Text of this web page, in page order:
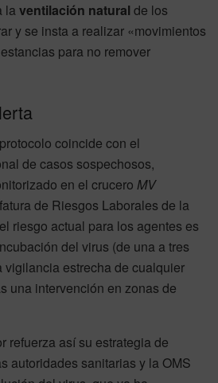
laventilación natural de los
y se insta a realizar «movimientos
para no remover
coincide con el
de casos sospechosos,
en el crucero MV
de Riesgos Laborales de la
riesgo actual para los agentes es
del virus (de una a tres
vigilancia estrecha de cualquier
una intervención en zonas de
refuerza así su estrategia de
autoridades sanitarias y la OMS